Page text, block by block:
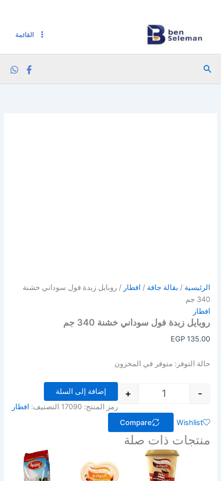
القائمة
البحث
الرئيسية / بقالة جافة / افطار / روبايل زبدة فول سوداني خشنة
340 جم
افطار
روبايل زبدة فول سوداني خشنة 340 جم
EGP135.00
حالة التوفر: متوفر في المخزون
-
+
إضافة إلى السلة
رمز المنتج:17090 التصنيف: افطار
Wishlist
Compare
منتجات ذات صلة